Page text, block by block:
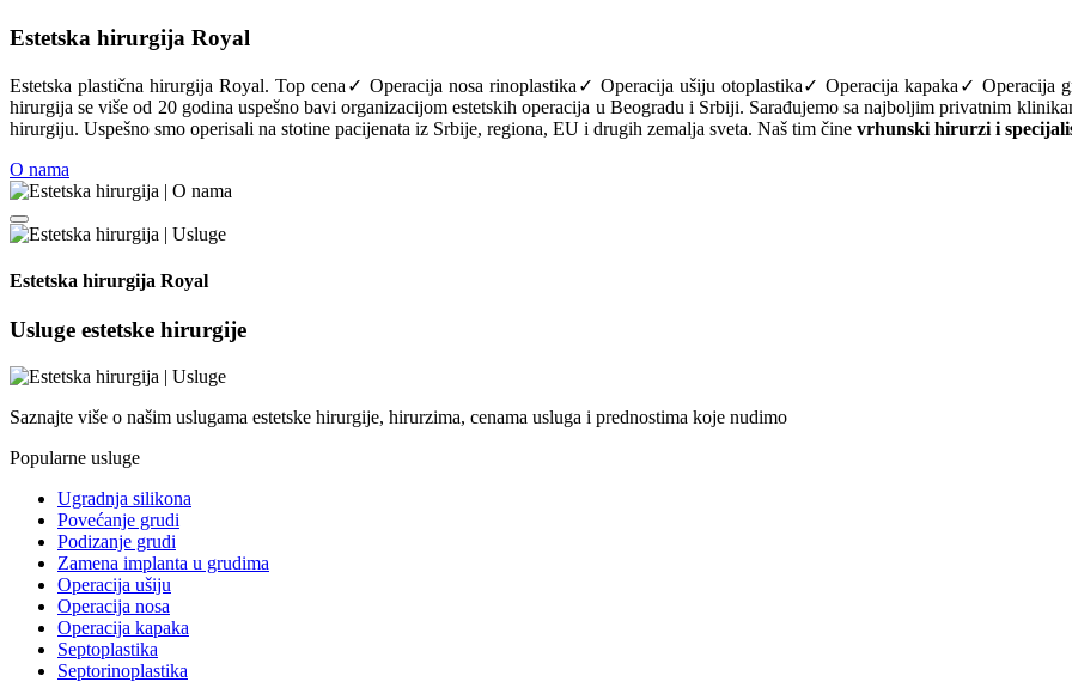
Estetska hirurgija Royal
Estetska plastična hirurgija Royal. Top cena✓ Operacija nosa rinoplastika✓ Operacija ušiju otoplastika✓ Operacija kapaka✓ Operacija
hirurgija se više od 20 godina uspešno bavi organizacijom estetskih operacija u Beogradu i Srbiji. Sarađujemo sa najboljim privatnim
hirurgiju. Uspešno smo operisali na stotine pacijenata iz Srbije, regiona, EU i drugih zemalja sveta. Naš tim čine vrhunski hirurzi i
O nama
Estetska hirurgija Royal
Usluge estetske hirurgije
Saznajte više o našim uslugama estetske hirurgije, hirurzima, cenama usluga i prednostima koje nudimo
Popularne usluge
Ugradnja silikona
Povećanje grudi
Podizanje grudi
Zamena implanta u grudima
Operacija ušiju
Operacija nosa
Operacija kapaka
Septoplastika
Septorinoplastika